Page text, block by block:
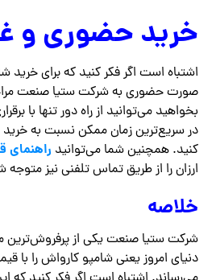
خرید حضوری و
اشتباه است اگر فکر کنید که برای خرید
صورت حضوری به شرکت ستیا صنعت
بخواهید می‌توانید از راه دور تنها با
در سریع‌ترین زمان ممکن نسبت به خرید
کنید. همچنین شما می‌توانید
ارزان را از طریق تماس تلفنی نیز متوجه
خلاصه
شرکت ستیا صنعت یکی از
دنیای امروز یعنی شامپو کارواش را با